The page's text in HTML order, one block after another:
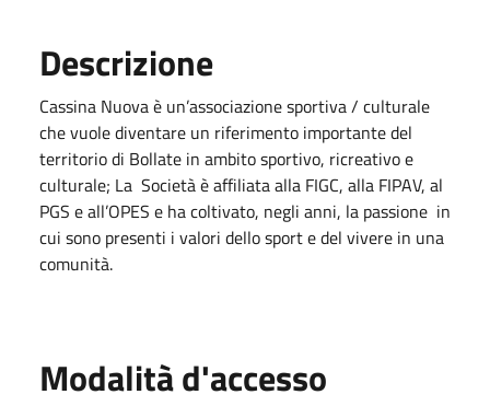
Descrizione
Cassina Nuova è un’associazione sportiva / culturale
che vuole diventare un riferimento importante del
territorio di Bollate in ambito sportivo, ricreativo e
culturale; La Società è affiliata alla FIGC, alla FIPAV, al
PGS e all’OPES e ha coltivato, negli anni, la passione in
cui sono presenti i valori dello sport e del vivere in una
comunità.
Modalità d'accesso